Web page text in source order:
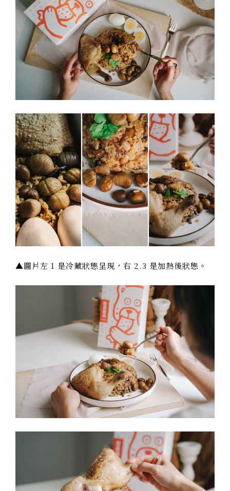
▲圖片左 1 是冷藏狀態呈現，右 2.3 是加熱後狀態。